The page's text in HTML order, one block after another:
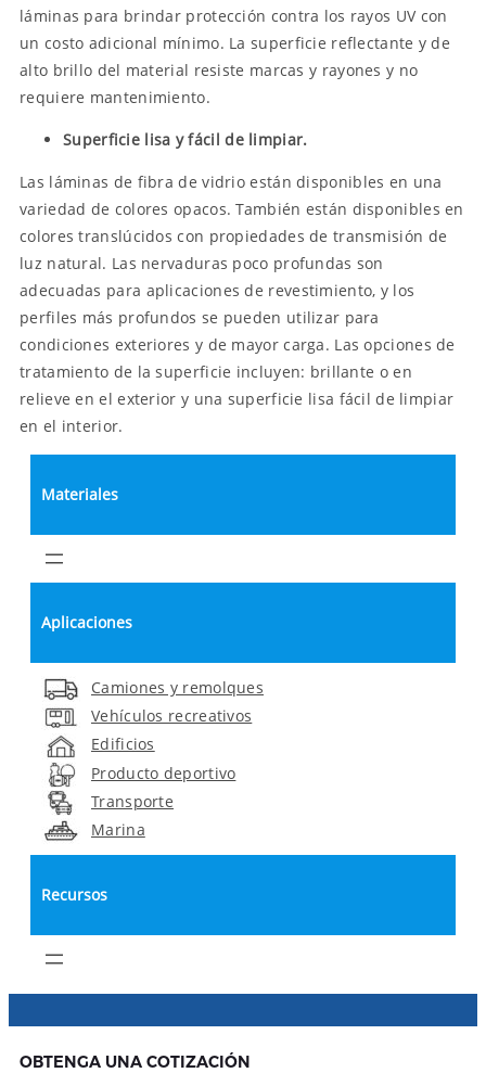
láminas para brindar protección contra los rayos UV con
un costo adicional mínimo. La superficie reflectante y de
alto brillo del material resiste marcas y rayones y no
requiere mantenimiento.
Superficie lisa y fácil de limpiar.
Las láminas de fibra de vidrio están disponibles en una
variedad de colores opacos. También están disponibles en
colores translúcidos con propiedades de transmisión de
luz natural. Las nervaduras poco profundas son
adecuadas para aplicaciones de revestimiento, y los
perfiles más profundos se pueden utilizar para
condiciones exteriores y de mayor carga. Las opciones de
tratamiento de la superficie incluyen: brillante o en
relieve en el exterior y una superficie lisa fácil de limpiar
en el interior.
Materiales
Aplicaciones
Camiones y remolques
Vehículos recreativos
Edificios
Producto deportivo
Transporte
Marina
Recursos
OBTENGA UNA COTIZACIÓN